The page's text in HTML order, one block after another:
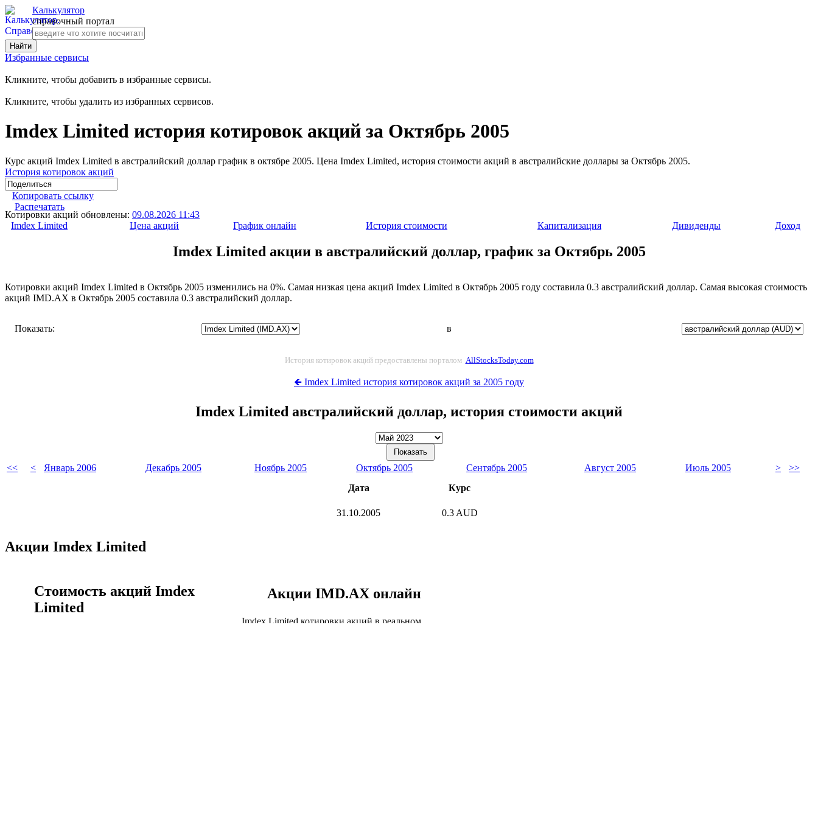
Калькулятор
справочный портал
Избранные сервисы
Кликните, чтобы добавить в избранные сервисы.
Кликните, чтобы удалить из избранных сервисов.
Imdex Limited история котировок акций за Октябрь 2005
Курс акций Imdex Limited в австралийский доллар график в октябре 2005. Цена Imdex Limited, история стоимости акций в австралийские доллары за Октябрь 2005.
История котировок акций
Копировать ссылку
Распечатать
Котировки акций обновлены: 09.08.2026 11:43
Imdex Limited
Цена акций График онлайн История стоимости Капитализация Дивиденды Доход
Imdex Limited акции в австралийский доллар, график за Октябрь 2005
Котировки акций Imdex Limited в Октябрь 2005 изменились на 0%. Самая низкая цена акций Imdex Limited в Октябрь 2005 году составила 0.3 австралийский доллар. Самая высокая стоимость
акций IMD.AX в Октябрь 2005 составила 0.3 австралийский доллар.
Показать: в
История котировок акций предоставлены порталом AllStocksToday.com
🡸 Imdex Limited история котировок акций за 2005 году
Imdex Limited австралийский доллар, история стоимости акций
<< < Январь 2006 Декабрь 2005 Ноябрь 2005 Октябрь 2005 Сентябрь 2005 Август 2005 Июль 2005 >
>>
Дата
Курс
31.10.2005 0.3 AUD
Акции Imdex Limited
Стоимость акций Imdex
Limited
Акции IMD.AX онлайн
Imdex Limited котировки акций в реальном